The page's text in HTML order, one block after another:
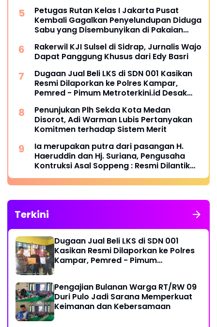
Petugas Rutan Kelas I Jakarta Pusat
Kembali Gagalkan Penyelundupan Diduga
Sabu yang Disembunyikan di Pakaian
Rakerwil KJI Sulsel di Sidrap, Jurnalis Wajo
Dapat Panggung Khusus dari Edy Basri
Dugaan Jual Beli LKS di SDN 001 Kasikan
Resmi Dilaporkan ke Polres Kampar,
Pemred - Pimum Metroterkini.id Desak
Penunjukan Plh Sekda Kota Medan
Disorot, Adi Warman Lubis Pertanyakan
Komitmen terhadap Sistem Merit
Ia merupakan putra dari pasangan H.
Haeruddin dan Hj. Suriana, Pengusaha
Kontruksi Asal Soppeng : Resmi Dilantik
Ketua BPC HIPMI Makassar
Terkini
Dugaan Jual Beli LKS di SDN 001
Kasikan Resmi Dilaporkan ke Polres
Kampar, Pemred - Pimum
Pengajian Bulanan Warga RT/RW 09
Duri Pulo Jadi Sarana Memperkuat
Keimanan dan Kebersamaan